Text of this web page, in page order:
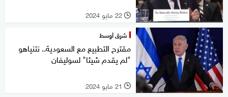
l 22 مايو 2024
شرق أوسط
مقترح التطبيع مع السعودية.. نتنياهو
"لم يقدم شيئا" لسوليفان
l 21 مايو 2024